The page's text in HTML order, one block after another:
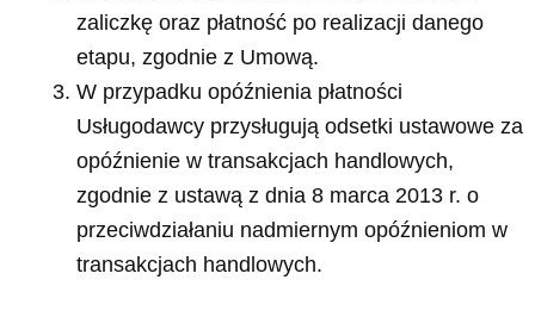
zaliczkę oraz płatność po realizacji danego
etapu, zgodnie z Umową.
W przypadku opóźnienia płatności
Usługodawcy przysługują odsetki ustawowe za
opóźnienie w transakcjach handlowych,
zgodnie z ustawą z dnia 8 marca 2013 r. o
przeciwdziałaniu nadmiernym opóźnieniom w
transakcjach handlowych.